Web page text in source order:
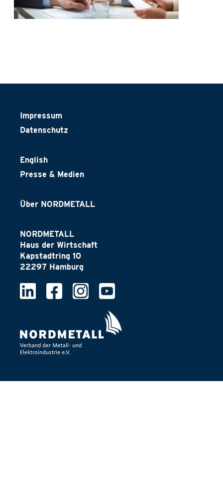
Impressum
Datenschutz
English
Presse & Medien
Über NORDMETALL
NORDMETALL
Haus der Wirtschaft
Kapstadtring 10
22297 Hamburg